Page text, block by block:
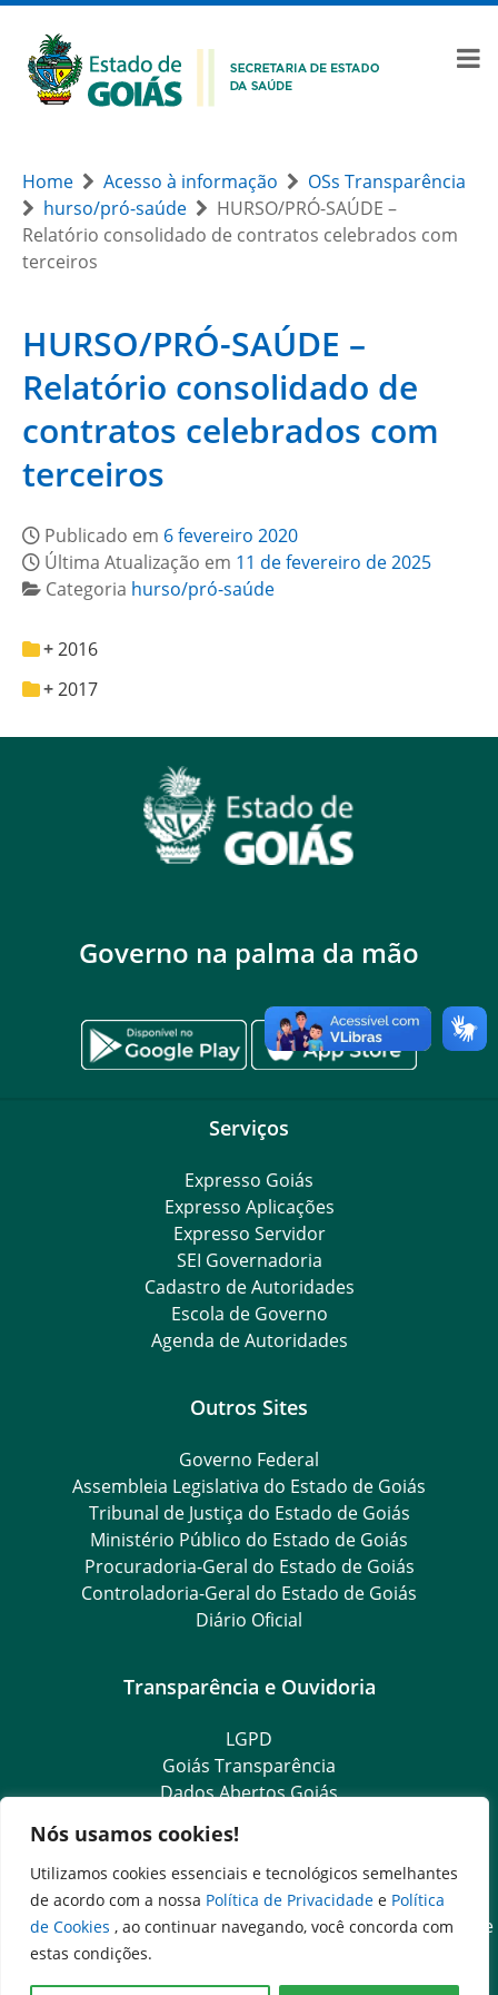
Nós usamos cookies!
Utilizamos cookies essenciais e tecnológicos semelhantes
de acordo com a nossa Política de Privacidade e Política
de Cookies , ao continuar navegando, você concorda com
estas condições.
Home Acesso à informação
OSs Transparência
hurso/pró-saúde
HURSO/PRÓ-SAÚDE –
Relatório consolidado de contratos celebrados com
terceiros
HURSO/PRÓ-SAÚDE –
Relatório consolidado de
contratos celebrados com
terceiros
Publicado em 6 fevereiro 2020
Última Atualização em 11 de fevereiro de 2025
Categoria hurso/pró-saúde
2016
2017
Governo na palma da mão
Serviços
Expresso Goiás
Expresso Aplicações
Expresso Servidor
SEI Governadoria
Cadastro de Autoridades
Escola de Governo
Agenda de Autoridades
Outros Sites
Governo Federal
Assembleia Legislativa do Estado de Goiás
Tribunal de Justiça do Estado de Goiás
Ministério Público do Estado de Goiás
Procuradoria-Geral do Estado de Goiás
Controladoria-Geral do Estado de Goiás
Diário Oficial
Transparência e Ouvidoria
LGPD
Goiás Transparência
Dados Abertos Goiás
Ouvidoria Geral
SIC – Serviço de Informação ao Cidadão
e-SIC – Serviço Eletrônico de Informação ao Cidadão
Acesso às Informações das Organizações Sociais de Saúde
Ouvidoria Setorial (Expresso)